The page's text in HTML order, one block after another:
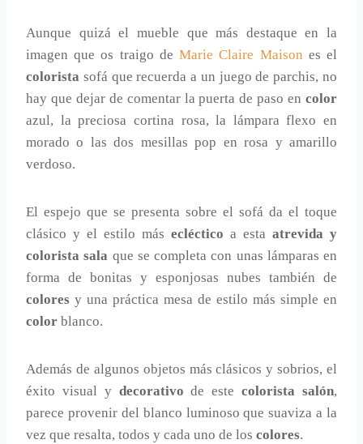
Aunque quizá el mueble que más destaque en la
imagen que os traigo deMarie Claire Maison es el
colorista sofá que recuerda a un juego de parchis, no
hay que dejar de comentar la puerta de paso en color
azul, la preciosa cortina rosa, la lámpara flexo en
morado o las dos mesillas pop en rosa y amarillo
verdoso.
El espejo que se presenta sobre el sofá da el toque
clásico y el estilo más ecléctico a esta atrevida y
colorista sala que se completa con unas lámparas en
forma de bonitas y esponjosas nubes también de
colores y una práctica mesa de estilo más simple en
color blanco.
Además de algunos objetos más clásicos y sobrios, el
éxito visual y decorativo de estecolorista salón,
parece provenir del blanco luminoso que suaviza a la
vez que resalta, todos y cada uno de los colores.